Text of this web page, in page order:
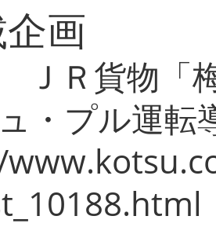
画
ＪＲ貨物「
・プル運転